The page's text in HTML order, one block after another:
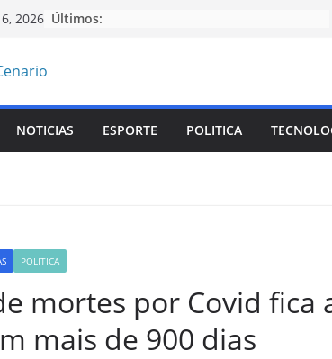
2026 Últimos:
NOTICIAS ESPORTE POLITICA
POLITICA
mortes por Covid fica
mais de 900 dias